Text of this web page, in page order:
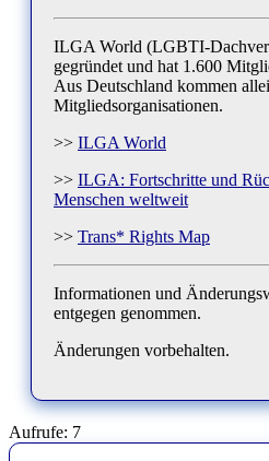
ILGA World (LGBTI-
gegründet und hat 1.600
Aus Deutschland kommen
Mitgliedsorganisationen.
>> ILGA World
>> ILGA: Fortschritte und
Menschen weltweit
>> Trans* Rights Map
Informationen und
entgegen genommen.
Änderungen vorbehalten.
Aufrufe: 7